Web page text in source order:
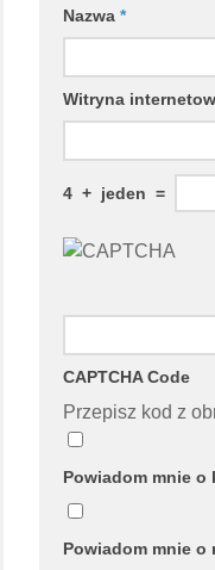
Nazwa *
Witryna
4 + jeden =
CAPTCHA Code
Przepisz kod z
Powiadom mnie o
Powiadom mnie o